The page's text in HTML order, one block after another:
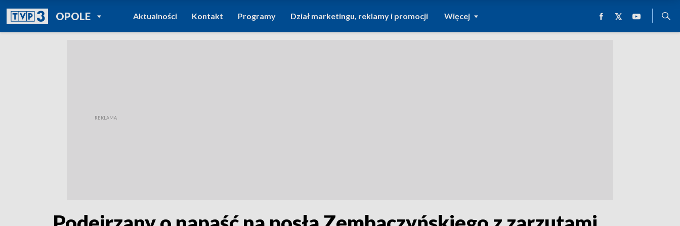
OPOLEPOWRÓT DO
TVP REGIONY
Aktualności Kontakt Programy Dział marketingu, reklamy i promocji Więcej